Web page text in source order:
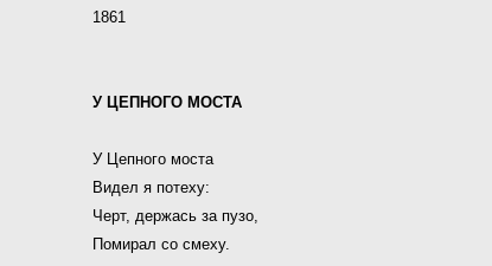
1861
У ЦЕПНОГО МОСТА
У Цепного моста
Видел я потеху:
Черт, держась за пузо,
Помирал со смеху.